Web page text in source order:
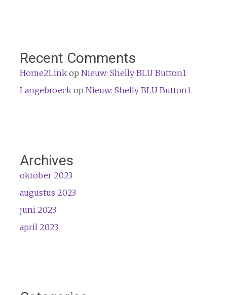
Recent Comments
Home2Linkop Nieuw: Shelly BLU Button1
Langebroeckop Nieuw: Shelly BLU Button1
Archives
oktober 2023
augustus 2023
juni 2023
april 2023